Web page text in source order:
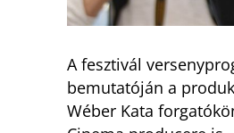
A fesztivál
bemutatóján a
Wéber Kata